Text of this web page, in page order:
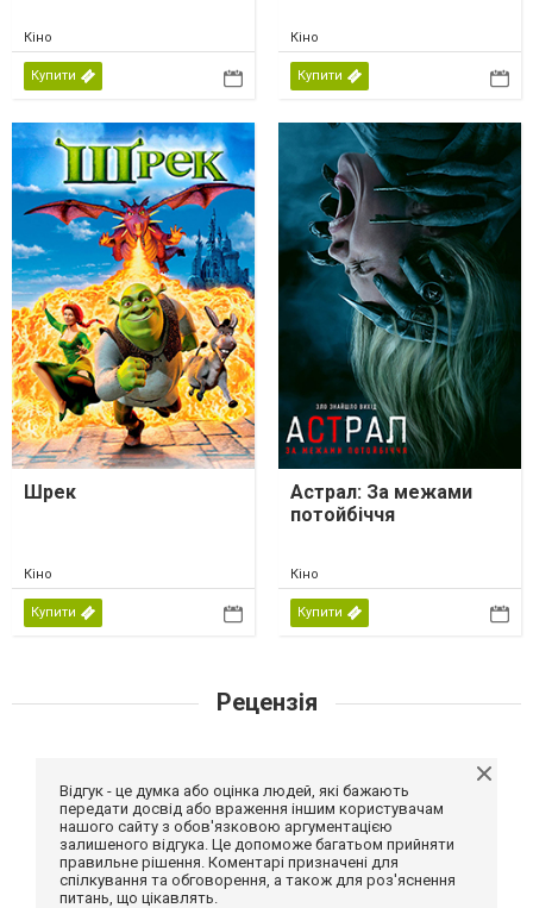
Кіно
Купити
Кіно
Купити
Шрек
Кіно
Купити
Астрал: За межами
потойбіччя
Кіно
Купити
Рецензія
Відгук - це думка або оцінка людей, які бажають
передати досвід або враження іншим користувачам
нашого сайту з обов'язковою аргументацією
залишеного відгука. Це допоможе багатьом прийняти
правильне рішення. Коментарі призначені для
спілкування та обговорення, а також для роз'яснення
питань, що цікавлять.